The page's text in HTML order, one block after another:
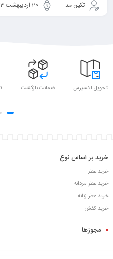
تکین مد 20 اردیبهشت 1403
تحویل اکسپرس ضمانت بازگشت
خرید بر اساس نوع
خرید عطر
خرید عطر مردانه
خرید عطر زنانه
خرید کفش
مجوزها